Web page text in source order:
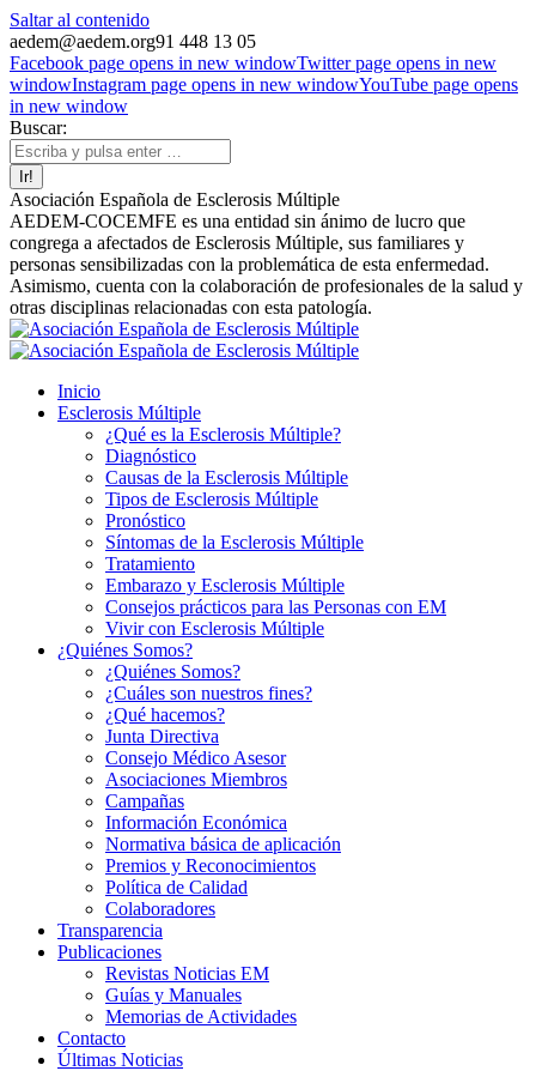
Saltar al contenido
aedem@aedem.org91 448 13 05
Facebook page opens in new windowTwitter page opens in new
windowInstagram page opens in new windowYouTube page opens
in new window
Buscar:
Asociación Española de Esclerosis Múltiple
AEDEM-COCEMFE es una entidad sin ánimo de lucro que
congrega a afectados de Esclerosis Múltiple, sus familiares y
personas sensibilizadas con la problemática de esta enfermedad.
Asimismo, cuenta con la colaboración de profesionales de la salud y
otras disciplinas relacionadas con esta patología.
Inicio
Esclerosis Múltiple
¿Qué es la Esclerosis Múltiple?
Diagnóstico
Causas de la Esclerosis Múltiple
Tipos de Esclerosis Múltiple
Pronóstico
Síntomas de la Esclerosis Múltiple
Tratamiento
Embarazo y Esclerosis Múltiple
Consejos prácticos para las Personas con EM
Vivir con Esclerosis Múltiple
¿Quiénes Somos?
¿Quiénes Somos?
¿Cuáles son nuestros fines?
¿Qué hacemos?
Junta Directiva
Consejo Médico Asesor
Asociaciones Miembros
Campañas
Información Económica
Normativa básica de aplicación
Premios y Reconocimientos
Política de Calidad
Colaboradores
Transparencia
Publicaciones
Revistas Noticias EM
Guías y Manuales
Memorias de Actividades
Contacto
Últimas Noticias